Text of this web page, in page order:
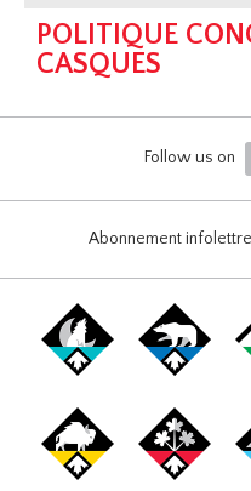
POLITIQUE
CASQUES
Follow us on
Abonnement infolettre